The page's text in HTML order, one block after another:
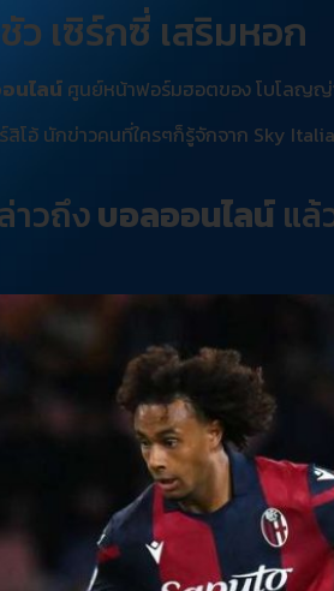
ว เซิร์กซี่ เสริมหอก
นไลน์ ศูนย์หน้าฟอร์มฮอตของ โบโลญญ่
สิโอ้ นักข่าวคนที่ใครๆก็รู้จักจาก Sky
าวถึงบอลออนไลน์แล้